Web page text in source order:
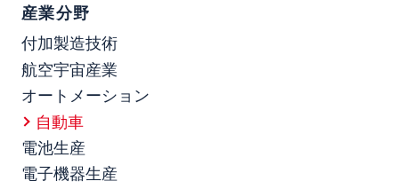
産業分野
付加製造技術
航空宇宙産業
オートメーション
自動車
電池生産
電子機器生産